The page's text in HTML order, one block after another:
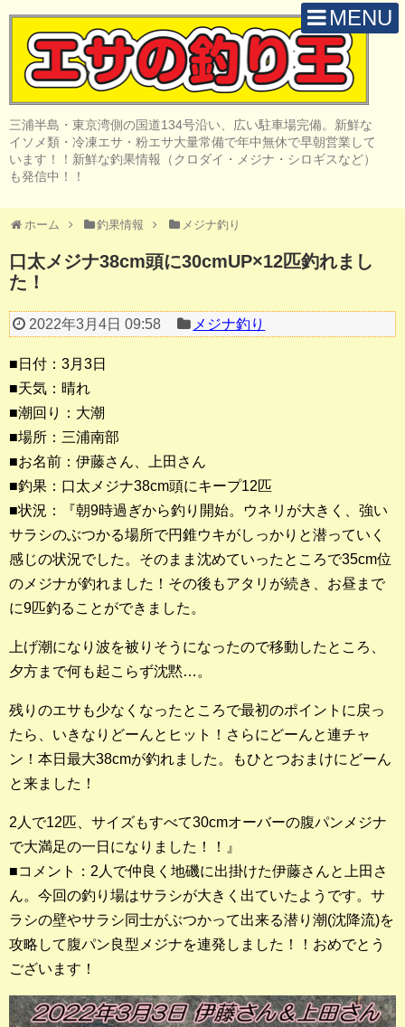
MENU
三浦半島・東京湾側の国道134号沿い、広い駐車場完備。新鮮な
イソメ類・冷凍エサ・粉エサ大量常備で年中無休で早朝営業して
います！！新鮮な釣果情報（クロダイ・メジナ・シロギスなど）
も発信中！！
ホーム 釣果情報 メジナ釣り
口太メジナ38cm頭に30cmUP×12匹釣れまし
た！
2022年3月4日 09:58 メジナ釣り
■日付：3月3日
■天気：晴れ
■潮回り：大潮
■場所：三浦南部
■お名前：伊藤さん、上田さん
■釣果：口太メジナ38cm頭にキープ12匹
■状況：『朝9時過ぎから釣り開始。ウネリが大きく、強い
サラシのぶつかる場所で円錐ウキがしっかりと潜っていく
感じの状況でした。そのまま沈めていったところで35cm位
のメジナが釣れました！その後もアタリが続き、お昼まで
に9匹釣ることができました。
上げ潮になり波を被りそうになったので移動したところ、
夕方まで何も起こらず沈黙…。
残りのエサも少なくなったところで最初のポイントに戻っ
たら、いきなりどーんとヒット！さらにどーんと連チャ
ン！本日最大38cmが釣れました。もひとつおまけにどーん
と来ました！
2人で12匹、サイズもすべて30cmオーバーの腹パンメジナ
で大満足の一日になりました！！』
■コメント：2人で仲良く地磯に出掛けた伊藤さんと上田さ
ん。今回の釣り場はサラシが大きく出ていたようです。サ
ラシの壁やサラシ同士がぶつかって出来る潜り潮(沈降流)を
攻略して腹パン良型メジナを連発しました！！おめでとう
ございます！
H O M E
取 扱 商 品
釣 果 情 報
投げ・堤防釣り
陸っぱりルアー
船・ボート釣り
その他の釣り
釣果ランキング
2023年 クロダイ部門
2023年 メジナ部門
歴代釣果ランキング
クロダイ部門
過去の釣果ランキング
ブログ・釣行記
スタッフブログ
店長釣行記
スタッフ釣行記
釣果投稿フォーム
お問い合わせ